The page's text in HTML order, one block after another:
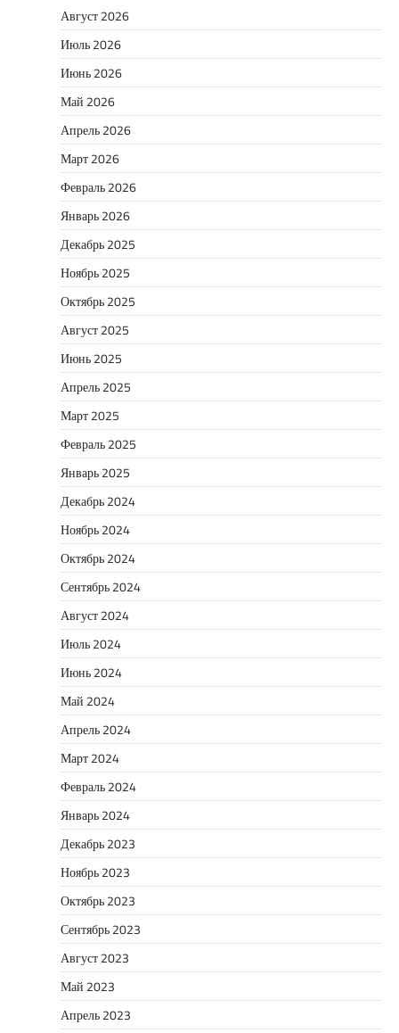
Август 2026
Июль 2026
Июнь 2026
Май 2026
Апрель 2026
Март 2026
Февраль 2026
Январь 2026
Декабрь 2025
Ноябрь 2025
Октябрь 2025
Август 2025
Июнь 2025
Апрель 2025
Март 2025
Февраль 2025
Январь 2025
Декабрь 2024
Ноябрь 2024
Октябрь 2024
Сентябрь 2024
Август 2024
Июль 2024
Июнь 2024
Май 2024
Апрель 2024
Март 2024
Февраль 2024
Январь 2024
Декабрь 2023
Ноябрь 2023
Октябрь 2023
Сентябрь 2023
Август 2023
Май 2023
Апрель 2023